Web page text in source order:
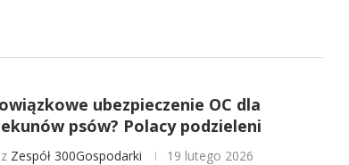
ubezpieczenie OC dla
psów? Polacy podzieleni
Zespół 300Gospodarki 19 lutego 2026